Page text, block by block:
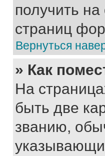
получить
страниц
Вернуться
» Как
На
быть две
званию,